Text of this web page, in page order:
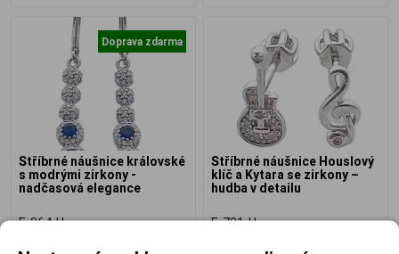
Doprava zdarma
Stříbrné náušnice královské
s modrými zirkony -
nadčasová elegance
E-864-U
Stříbrné náušnice Houslový
klíč a Kytara se zirkony –
hudba v detailu
E-731-U